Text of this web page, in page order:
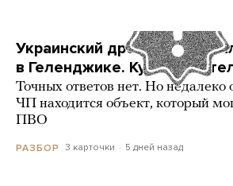
Украинский дрон попал по
в Геленджике. Куда он
Точных ответов нет. Но недалеко
ЧП находится объект, который
ПВО
РАЗБОР 3 карточки 5 дней назад